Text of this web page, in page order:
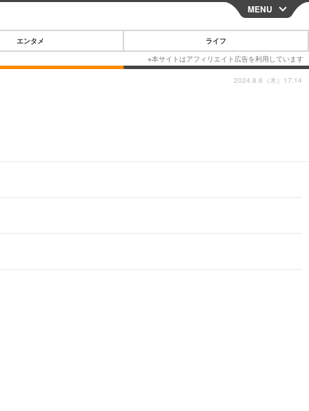
CLOSE
MENU
エンタメ ライフ
2024.8.8（木）17:14